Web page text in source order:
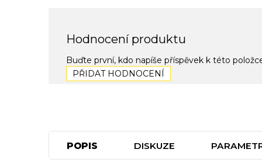
Hodnocení produktu
Buďte první, kdo napíše příspěvek k této
PŘIDAT HODNOCENÍ
POPIS DISKUZE